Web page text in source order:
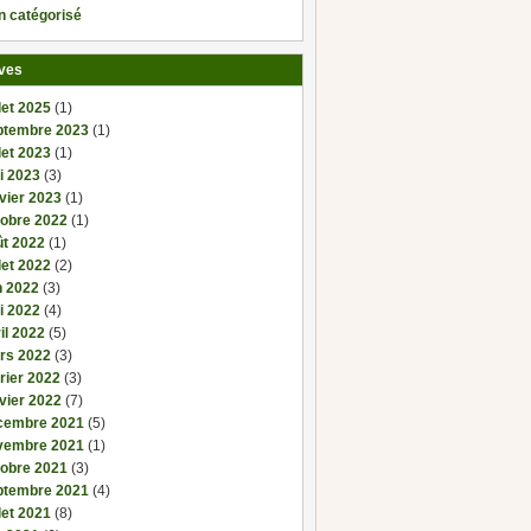
catégorisé
2025 (1)
2023 (1)
2023 (1)
2023 (3)
2023 (1)
2022 (1)
2022 (1)
2022 (2)
2022 (3)
2022 (4)
2022 (5)
2022 (3)
2022 (3)
2022 (7)
2021 (5)
2021 (1)
2021 (3)
2021 (4)
2021 (8)